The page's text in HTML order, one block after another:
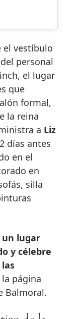
el vestíbulo
personal
el lugar
que
formal,
la reina
a Liz
días antes
en el
en
silla
un lugar
y célebre
página
Balmoral.